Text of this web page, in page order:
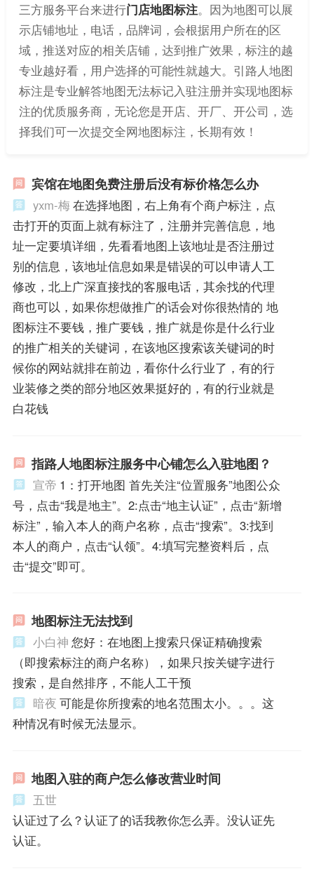
三方服务平台来进行门店地图标注。因为地图可以展
示店铺地址，电话，品牌词，会根据用户所在的区
域，推送对应的相关店铺，达到推广效果，标注的越
专业越好看，用户选择的可能性就越大。引路人地图
标注是专业解答地图无法标记入驻注册并实现地图标
注的优质服务商，无论您是开店、开厂、开公司，选
择我们可一次提交全网地图标注，长期有效！
宾馆在地图免费注册后没有标价格怎么办
yxm-梅 在选择地图，右上角有个商户标注，点
击打开的页面上就有标注了，注册并完善信息，地
址一定要填详细，先看看地图上该地址是否注册过
别的信息，该地址信息如果是错误的可以申请人工
修改，北上广深直接找的客服电话，其余找的代理
商也可以，如果你想做推广的话会对你很热情的 地
图标注不要钱，推广要钱，推广就是你是什么行业
的推广相关的关键词，在该地区搜索该关键词的时
候你的网站就排在前边，看你什么行业了，有的行
业装修之类的部分地区效果挺好的，有的行业就是
白花钱
指路人地图标注服务中心铺怎么入驻地图？
宣帝 1：打开地图 首先关注“位置服务”地图公众
号，点击“我是地主”。2:点击“地主认证”，点击“新增
标注”，输入本人的商户名称，点击“搜索”。3:找到
本人的商户，点击“认领”。4:填写完整资料后，点
击“提交”即可。
地图标注无法找到
小白神 您好：在地图上搜索只保证精确搜索
（即搜索标注的商户名称），如果只按关键字进行
搜索，是自然排序，不能人工干预
暗夜 可能是你所搜索的地名范围太小。。。这
种情况有时候无法显示。
地图入驻的商户怎么修改营业时间
五世
认证过了么？认证了的话我教你怎么弄。没认证先
认证。